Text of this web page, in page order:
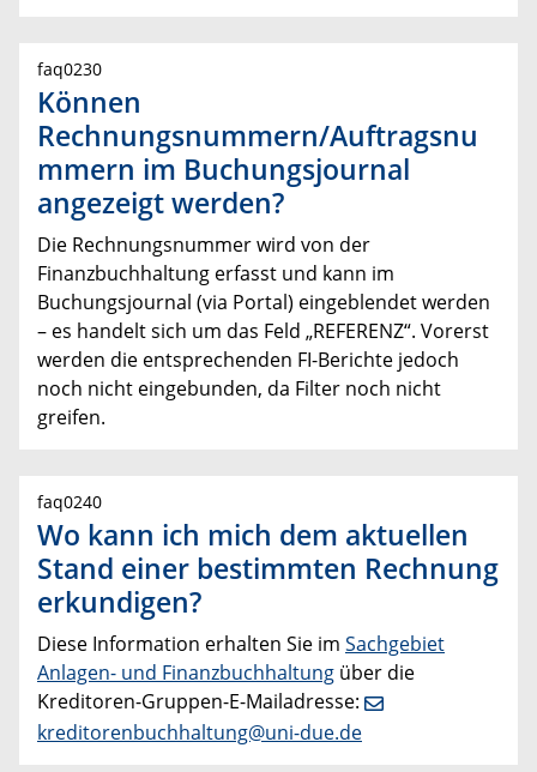
faq0230
Können
Rechnungsnummern/Auftragsnu
mmern im Buchungsjournal
angezeigt werden?
Die Rechnungsnummer wird von der
Finanzbuchhaltung erfasst und kann im
Buchungsjournal (via Portal) eingeblendet werden
– es handelt sich um das Feld „REFERENZ“. Vorerst
werden die entsprechenden FI-Berichte jedoch
noch nicht eingebunden, da Filter noch nicht
greifen.
faq0240
Wo kann ich mich dem aktuellen
Stand einer bestimmten Rechnung
erkundigen?
Diese Information erhalten Sie im Sachgebiet
Anlagen- und Finanzbuchhaltung über die
Kreditoren-Gruppen-E-Mailadresse:
kreditorenbuchhaltung@uni-due.de